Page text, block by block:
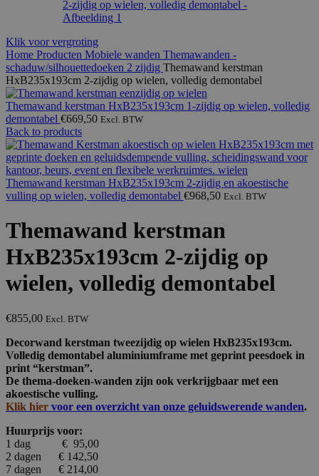
Klik voor vergroting
Home Producten Mobiele wanden Themawanden -
schaduw/silhouettedoeken 2 zijdig Themawand kerstman
HxB235x193cm 2-zijdig op wielen, volledig demontabel
Themawand kerstman HxB235x193cm 1-zijdig op wielen, volledig
demontabel €669,50 Excl. BTW
Back to products
Themawand kerstman HxB235x193cm 2-zijdig en akoestische
vulling op wielen, volledig demontabel €968,50 Excl. BTW
Themawand kerstman
HxB235x193cm 2-zijdig op
wielen, volledig demontabel
€855,00 Excl. BTW
Decorwand kerstman tweezijdig op wielen HxB235x193cm.
Volledig demontabel aluminiumframe met geprint peesdoek in
print “kerstman”.
De thema-doeken-wanden zijn ook verkrijgbaar met een
akoestische vulling.
Klik hier voor een overzicht van onze geluidswerende wanden.
Huurprijs voor:
1 dag € 95,00
2 dagen € 142,50
7 dagen € 214,00